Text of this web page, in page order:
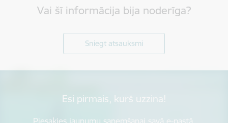
Vai šī informācija bija noderīga?
Sniegt atsauksmi
Esi pirmais, kurš uzzina!